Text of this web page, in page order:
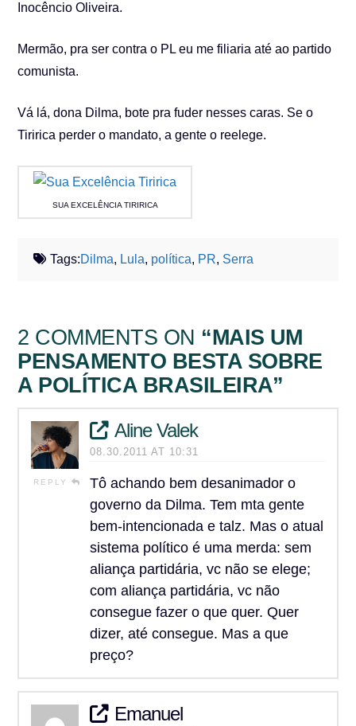
Inocêncio Oliveira.
Mermão, pra ser contra o PL eu me filiaria até ao partido
comunista.
Vá lá, dona Dilma, bote pra fuder nesses caras. Se o
Tiririca perder o mandato, a gente o reelege.
SUA EXCELÊNCIA TIRIRICA
Tags:Dilma, Lula, política, PR, Serra
2 COMMENTS ON “MAIS UM
PENSAMENTO BESTA SOBRE
A POLÍTICA BRASILEIRA”
REPLY
Aline Valek
08.30.2011 AT 10:31
Tô achando bem desanimador o
governo da Dilma. Tem mta gente
bem-intencionada e talz. Mas o atual
sistema político é uma merda: sem
aliança partidária, vc não se elege;
com aliança partidária, vc não
consegue fazer o que quer. Quer
dizer, até consegue. Mas a que
preço?
Emanuel